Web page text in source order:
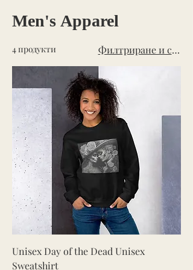
Men's Apparel
4 продукти Филтриране и
Unisex Day of the Dead Unisex
Sweatshirt